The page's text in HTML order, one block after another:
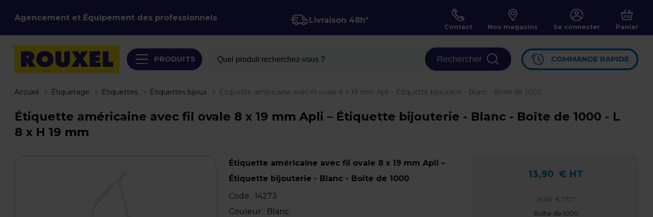
Agencement et Équipement des professionnels Livraison 48h*
Contact Nos magasins Se connecter Panier
PRODUITS Quel produit recherchez-vous ? Rechercher COMMANDE RAPIDE
Accueil Étiquetage Etiquettes Étiquettes bijoux Étiquette américaine avec fil ovale 8 x 19 mm Apli – Étiquette bijouterie - Blanc - Boîte de 1000
Étiquette américaine avec fil ovale 8 x 19 mm Apli – Étiquette bijouterie - Blanc - Boîte de 1000 - L
8 x H 19 mm
Étiquette américaine avec fil ovale 8 x 19 mm Apli –
Étiquette bijouterie - Blanc - Boîte de 1000
Code : 14273
Couleur : Blanc
13,90 € HT
16,68 € TTC*
Boîte de 1000